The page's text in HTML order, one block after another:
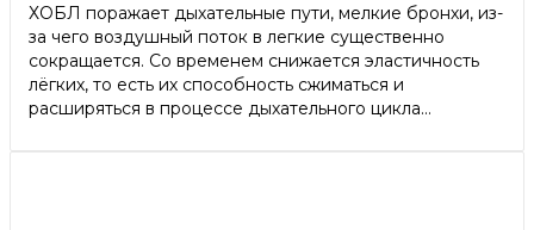
ХОБЛ поражает дыхательные пути, мелкие бронхи, из-
за чего воздушный поток в легкие существенно
сокращается. Со временем снижается эластичность
лёгких, то есть их способность сжиматься и
расширяться в процессе дыхательного цикла...